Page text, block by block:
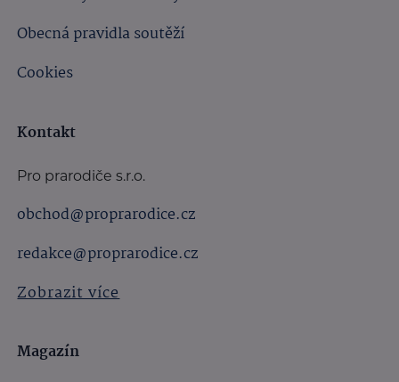
Obecná pravidla soutěží
Cookies
Kontakt
Pro prarodiče s.r.o.
obchod@proprarodice.cz
redakce@proprarodice.cz
Zobrazit více
Magazín